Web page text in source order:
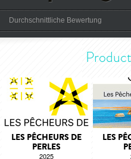
Durchschnittliche Bewertung
LES PÊCHEURS DE
PERLES
2025
LES